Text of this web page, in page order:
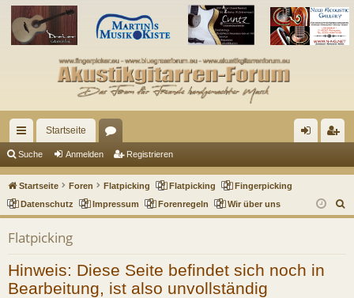
ch
ne
llz
Startseite
en m ist
rie
Suche Anmelden Registrieren
Startseite Foren Flatpicking Flatpicking
Fingerpicking
Datenschutz
Impressum Forenregeln Wir über uns
u
Flatpicking
Hinweis: Diese Seite befindet sich noch in
Bearbeitung, ist also unvollständig